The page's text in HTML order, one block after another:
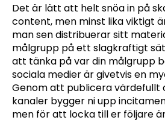
Det är lätt att helt snöa in på
content, men minst lika viktigt
man sen distribuerar sitt
målgrupp på ett slagkraftigt
att tänka på var din målgrupp
sociala medier är givetvis en
Genom att publicera värdefullt
kanaler bygger ni upp
men för att locka till er följare